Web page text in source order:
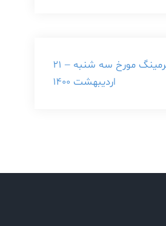
لیست قیمت ورق فرمینگ مورخ سه شنبه – ۲۱
اردیبهشت ۱۴۰۰